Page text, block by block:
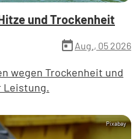
und Trockenheit
today Aug., 05 2026
wegen Trockenheit und
Leistung.
Pixabay